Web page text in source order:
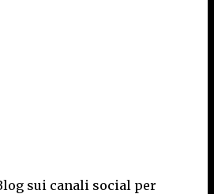
sui canali social per